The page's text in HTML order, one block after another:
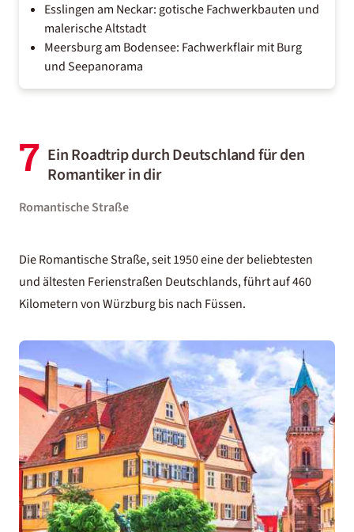
Esslingen am Neckar: gotische Fachwerkbauten und
malerische Altstadt
Meersburg am Bodensee: Fachwerkflair mit Burg
und Seepanorama
7 Ein Roadtrip durch Deutschland für den
Romantiker in dir
Romantische Straße
Die Romantische Straße, seit 1950 eine der beliebtesten
und ältesten Ferienstraßen Deutschlands, führt auf 460
Kilometern von Würzburg bis nach Füssen.